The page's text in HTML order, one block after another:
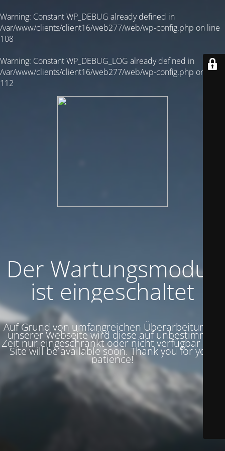
Warning: Constant WP_DEBUG already defined in
/var/www/clients/client16/web277/web/wp-config.php on line
108
Warning: Constant WP_DEBUG_LOG already defined in
/var/www/clients/client16/web277/web/wp-config.php on line
112
Der Wartungsmodus
ist eingeschaltet
Auf Grund von umfangreichen Überarbeitungen
unserer Webseite wird diese auf unbestimmte
Zeit nur eingeschränkt oder nicht verfügbar sein.
Site will be available soon. Thank you for your
patience!